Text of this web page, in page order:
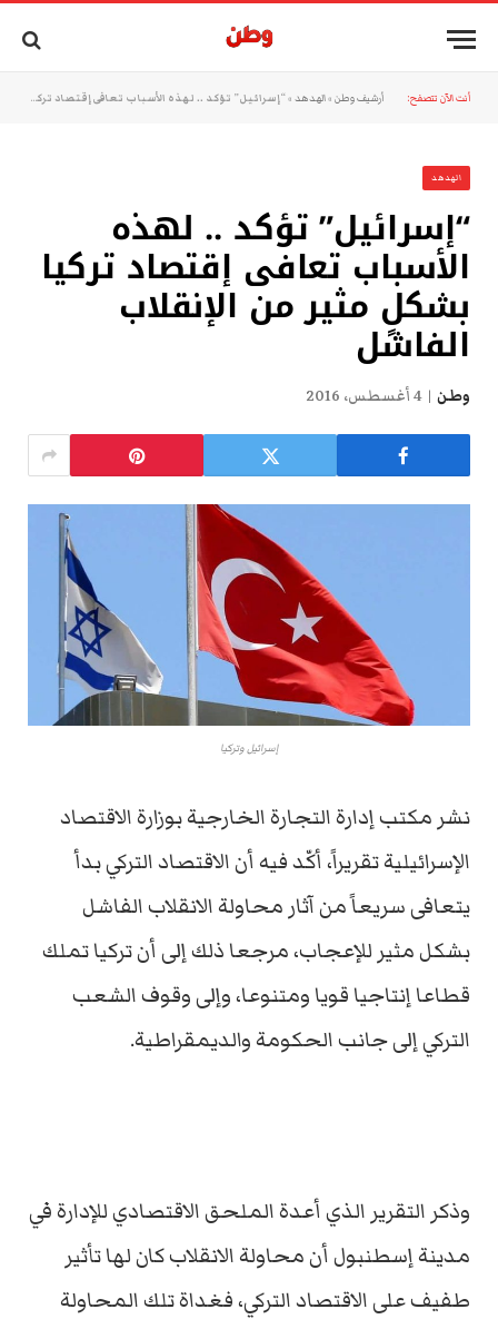
أنت الآن تتصفح: أرشيف وطن »الهدهد »“إسرائيل” تؤكد .. لهذه الأسباب تعافى إقتصاد تركيا بشكلٍ مثير من الإنقلاب الفاشل
الهدهد
“إسرائيل” تؤكد .. لهذه
الأسباب تعافى إقتصاد تركيا
بشكلٍ مثير من الإنقلاب
الفاشل
وطن 4 أغسطس، 2016
إسرائيل وتركيا
نشر مكتب إدارة التجارة الخارجية بوزارة الاقتصاد
الإسرائيلية تقريراً، أكّد فيه أن الاقتصاد التركي بدأ
يتعافى سريعاً من آثار محاولة الانقلاب الفاشل
بشكل مثير للإعجاب، مرجعا ذلك إلى أن تركيا تملك
قطاعا إنتاجيا قويا ومتنوعا، وإلى وقوف الشعب
التركي إلى جانب الحكومة والديمقراطية.
وذكر التقرير الذي أعدة الملحق الاقتصادي للإدارة في
مدينة إسطنبول أن محاولة الانقلاب كان لها تأثير
طفيف على الاقتصاد التركي، فغداة تلك المحاولة